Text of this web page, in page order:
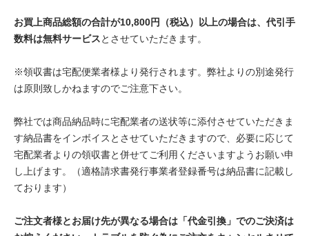
お買上商品総額の合計が10,800円（税込）以上の場合は、代引手
数料は無料サービスとさせていただきます。
※領収書は宅配便業者様より発行されます。弊社よりの別途発行
は原則致しかねますのでご注意下さい。
弊社では商品納品時に宅配業者の送状等に添付させていただきま
す納品書をインボイスとさせていただきますので、必要に応じて
宅配業者よりの領収書と併せてご利用くださいますようお願い申
し上げます。（適格請求書発行事業者登録番号は納品書に記載し
ております）
ご注文者様とお届け先が異なる場合は「代金引換」でのご決済は